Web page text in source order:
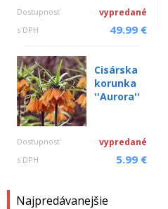
Dostupnosť vypredané
s DPH 49.99 €
Cisárska
korunka
''Aurora''
Dostupnosť vypredané
s DPH 5.99 €
Najpredávanejšie